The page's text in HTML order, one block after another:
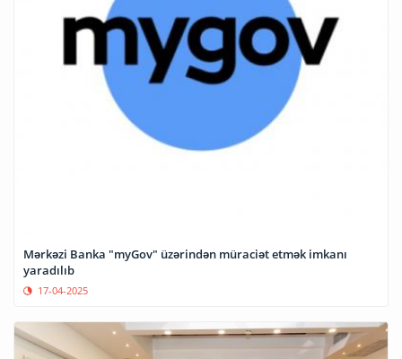
Mərkəzi Banka "myGov" üzərindən müraciət etmək imkanı
yaradılıb
17-04-2025